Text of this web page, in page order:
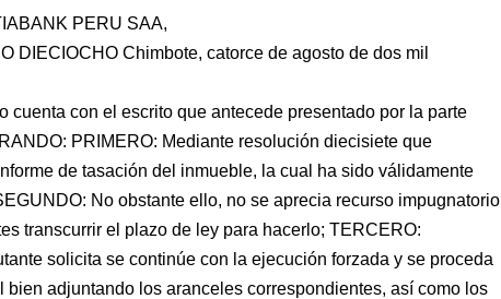
PERU SAA,
DIECIOCHO Chimbote, catorce de agosto de dos mil
cuenta con el escrito que antecede presentado por la parte
PRIMERO: Mediante resolución diecisiete que
de tasación del inmueble, la cual ha sido válidamente
No obstante ello, no se aprecia recurso impugnatorio
transcurrir el plazo de ley para hacerlo; TERCERO:
solicita se continúe con la ejecución forzada y se proceda
bien adjuntando los aranceles correspondientes, así como los